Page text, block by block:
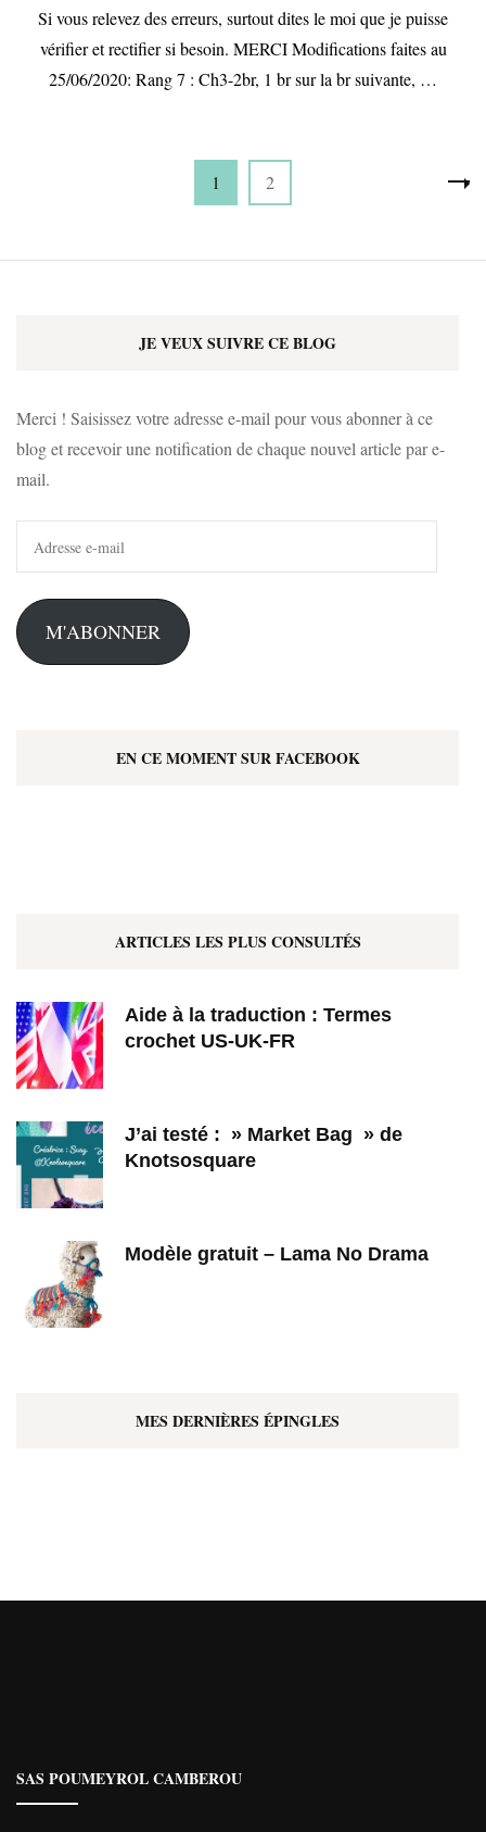
Si vous relevez des erreurs, surtout dites le moi que je puisse
vérifier et rectifier si besoin. MERCI Modifications faites au
25/06/2020: Rang 7 : Ch3-2br, 1 br sur la br suivante, …
Page
1 Page
2
JE VEUX SUIVRE CE BLOG
Merci ! Saisissez votre adresse e-mail pour vous abonner à ce
blog et recevoir une notification de chaque nouvel article par e-
mail.
mail
M'ABONNER
EN CE MOMENT SUR FACEBOOK
ARTICLES LES PLUS CONSULTÉS
Aide à la traduction : Termes
crochet US-UK-FR
J’ai testé : » Market Bag » de
Knotsosquare
Modèle gratuit – Lama No Drama
MES DERNIÈRES ÉPINGLES
SAS POUMEYROL CAMBEROU